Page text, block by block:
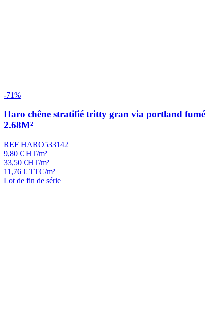
-71%
Haro chêne stratifié tritty gran via portland fumé
2.68M²
REF HARO533142
9,80 € HT/m²
33,50 €HT/m²
11,76 € TTC/m²
Lot de fin de série